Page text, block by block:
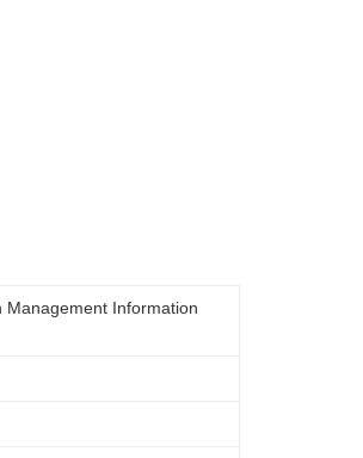
Management Information